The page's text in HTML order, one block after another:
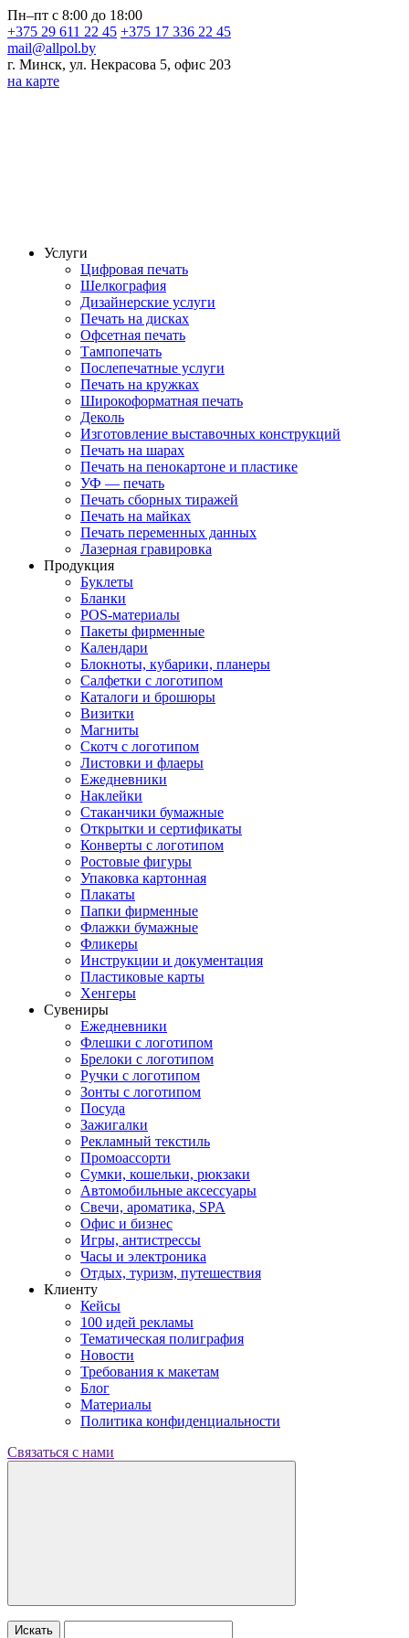
Пн–пт с 8:00 до 18:00
+375 29 611 22 45 +375 17 336 22 45
mail@allpol.by
г. Минск, ул. Некрасова 5, офис 203
на карте
Услуги
Цифровая печать
Шелкография
Дизайнерские услуги
Печать на дисках
Офсетная печать
Тампопечать
Послепечатные услуги
Печать на кружках
Широкоформатная печать
Деколь
Изготовление выставочных конструкций
Печать на шарах
Печать на пенокартоне и пластике
УФ — печать
Печать сборных тиражей
Печать на майках
Печать переменных данных
Лазерная гравировка
Продукция
Буклеты
Бланки
POS-материалы
Пакеты фирменные
Календари
Блокноты, кубарики, планеры
Салфетки с логотипом
Каталоги и брошюры
Визитки
Магниты
Скотч с логотипом
Листовки и флаеры
Ежедневники
Наклейки
Стаканчики бумажные
Открытки и сертификаты
Конверты с логотипом
Ростовые фигуры
Упаковка картонная
Плакаты
Папки фирменные
Флажки бумажные
Фликеры
Инструкции и документация
Пластиковые карты
Хенгеры
Сувениры
Ежедневники
Флешки с логотипом
Брелоки с логотипом
Ручки с логотипом
Зонты с логотипом
Посуда
Зажигалки
Рекламный текстиль
Промоассорти
Сумки, кошельки, рюкзаки
Автомобильные аксессуары
Свечи, ароматика, SPA
Офис и бизнес
Игры, антистрессы
Часы и электроника
Отдых, туризм, путешествия
Клиенту
Кейсы
100 идей рекламы
Тематическая полиграфия
Новости
Требования к макетам
Блог
Материалы
Политика конфиденциальности
Связаться с нами
Искать